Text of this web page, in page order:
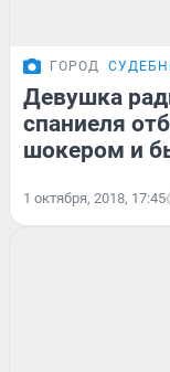
ГОРОД
Девушка
спаниеля
шокером и
1 октября, 2018, 17:45